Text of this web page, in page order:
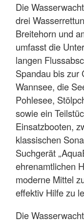
Die
drei
Breitehorn und
umfasst die
langen
Spandau bis zur
Wannsee, die
Pohlesee,
sowie ein
Einsatzbooten,
klassischen
Suchgerät
ehrenamtlichen
moderne Mittel
effektiv Hilfe zu
Die